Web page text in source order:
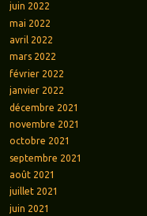
juin 2022
mai 2022
avril 2022
mars 2022
février 2022
janvier 2022
décembre 2021
novembre 2021
octobre 2021
septembre 2021
août 2021
juillet 2021
juin 2021